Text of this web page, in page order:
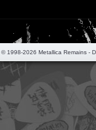
© 1998-2026 Metallica Remains -